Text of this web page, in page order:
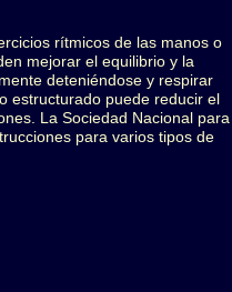
rítmicos de las manos o
mejorar el equilibrio y la
deteniéndose y respirar
estructurado puede reducir el
La Sociedad Nacional para
para varios tipos de